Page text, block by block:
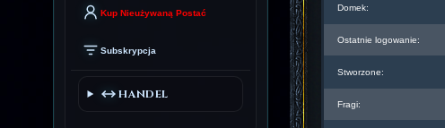
Kup Nieużywaną Postać
Subskrypcja
HANDEL
Domek:
Ostatnie logowanie:
Stworzone:
Fragi: